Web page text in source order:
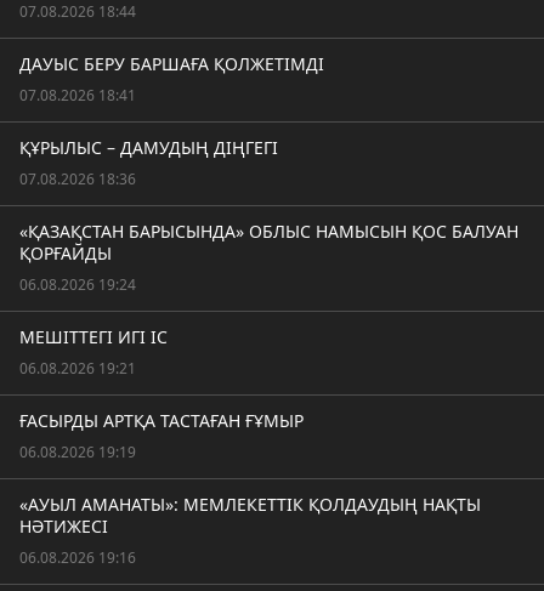
07.08.2026 18:44
ДАУЫС БЕРУ БАРШАҒА ҚОЛЖЕТІМДІ
07.08.2026 18:41
ҚҰРЫЛЫС – ДАМУДЫҢ ДІҢГЕГІ
07.08.2026 18:36
«ҚАЗАҚСТАН БАРЫСЫНДА» ОБЛЫС НАМЫСЫН ҚОС БАЛУАН
ҚОРҒАЙДЫ
06.08.2026 19:24
МЕШІТТЕГІ ИГІ ІС
06.08.2026 19:21
ҒАСЫРДЫ АРТҚА ТАСТАҒАН ҒҰМЫР
06.08.2026 19:19
«АУЫЛ АМАНАТЫ»: МЕМЛЕКЕТТІК ҚОЛДАУДЫҢ НАҚТЫ
НӘТИЖЕСІ
06.08.2026 19:16